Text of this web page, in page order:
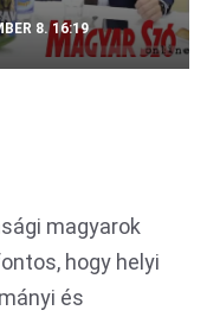
8. 16:19
magyarok
hogy helyi
és